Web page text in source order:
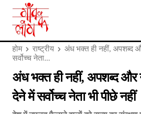
होम राष्ट्रीय
अंध भक्त ही नहीं, अपशब्द
सर्वोच्च नेता...
अंध भक्त ही नहीं, अपशब्द और
देने में सर्वोच्च नेता भी पीछे नहीं